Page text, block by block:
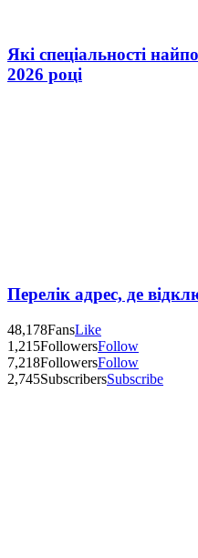
Які спеціальності
2026 році
Перелік адрес, де
48,178FansLike
1,215FollowersFollow
7,218FollowersFollow
2,745SubscribersSubscribe